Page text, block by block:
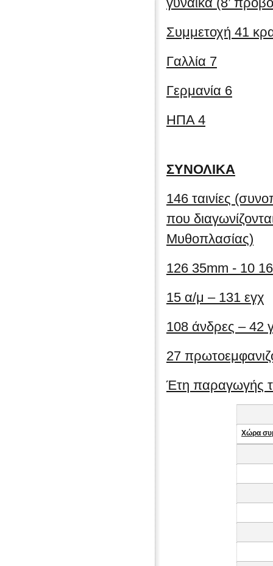
Συμμετοχή 41
Γαλλία 7
Γερμανία 6
ΗΠΑ 4
ΣΥΝΟΛΙΚΑ
146 ταινίες
που
Μυθοπλασίας)
126 35mm - 10
15 α/μ – 131 εγχ
108 άνδρες – 42
27
Έτη παραγωγής
Χώρα